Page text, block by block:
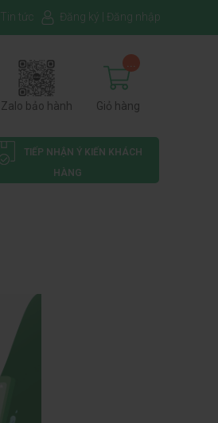
Tin tức Đăng ký Đăng nhập
Zalo bảo hành Giỏ hàng
TIẾP NHẬN Ý KIẾN KHÁCH
HÀNG